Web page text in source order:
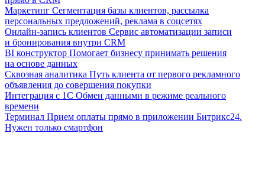
Маркетинг Сегментация базы клиентов, рассылка
персональных предложений, реклама в соцсетях
Онлайн-запись клиентов Сервис автоматизации записи
и бронирования внутри CRM
BI конструктор Помогает бизнесу принимать решения
на основе данных
Сквозная аналитика Путь клиента от первого рекламного
объявления до совершения покупки
Интеграция с 1С Обмен данными в режиме реального
времени
Терминал Прием оплаты прямо в приложении Битрикс24.
Нужен только смартфон